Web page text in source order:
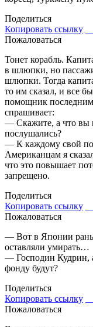
Поделиться
Копировать ссылку
Пожаловаться
Тонет корабль.
в шлюпки, но
шлюпки. Тогда
то им сказал, и все
помощник
спрашивает:
— Скажите, а что вы
послушались?
— К каждому свой
Американцам я
что это повышает
запрещено.
Поделиться
Копировать ссылку
Пожаловаться
— Вот в Японии
оставляли умирать…
— Господин Кудрин,
фонду будут?
Поделиться
Копировать ссылку
Пожаловаться